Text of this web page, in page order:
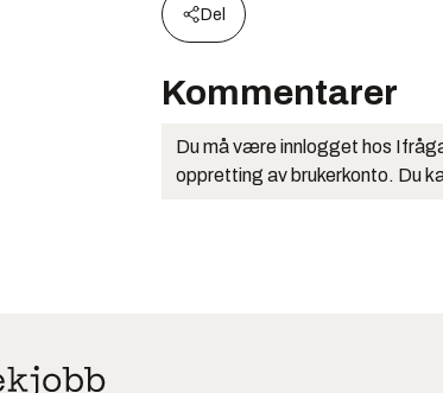
Del
Kommentarer
Du må være innlogget hos
oppretting av brukerkonto. Du